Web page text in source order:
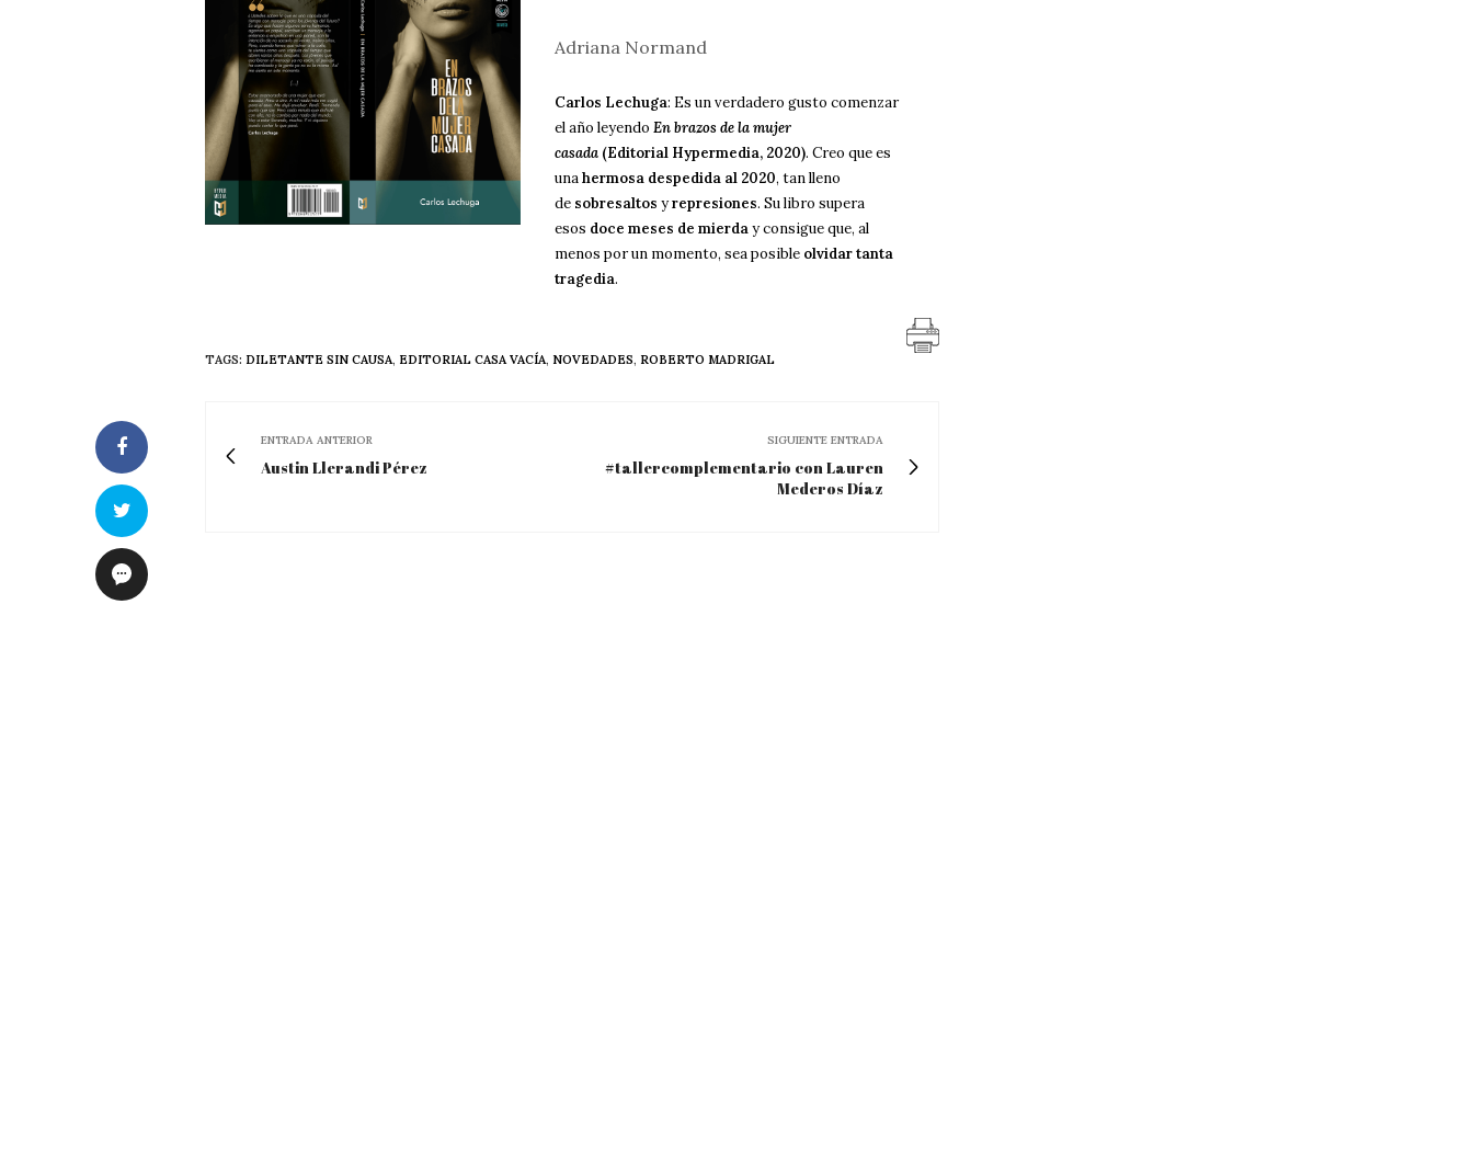
Adriana Normand
Carlos Lechuga: Es un verdadero gusto comenzar
el año leyendo En brazos de la mujer
casada(Editorial Hypermedia, 2020). Creo que es
unahermosa despedida al 2020, tan lleno
de sobresaltos yrepresiones. Su libro supera
esos doce meses de mierday consigue que, al
menos por un momento, sea posible olvidar tanta
tragedia.
TAGS: DILETANTE SIN CAUSA, EDITORIAL CASA VACÍA, NOVEDADES, ROBERTO MADRIGAL
ENTRADA ANTERIOR
Austin Llerandi Pérez
SIGUIENTE ENTRADA
#tallercomplementario con Lauren
Mederos Díaz